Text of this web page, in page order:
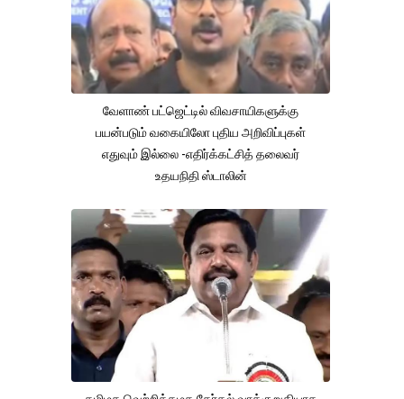
வேளாண் பட்ஜெட்டில் விவசாயிகளுக்கு
பயன்படும் வகையிலோ புதிய அறிவிப்புகள்
எதுவும் இல்லை -எதிர்க்கட்சித் தலைவர்
உதயநிதி ஸ்டாலின்